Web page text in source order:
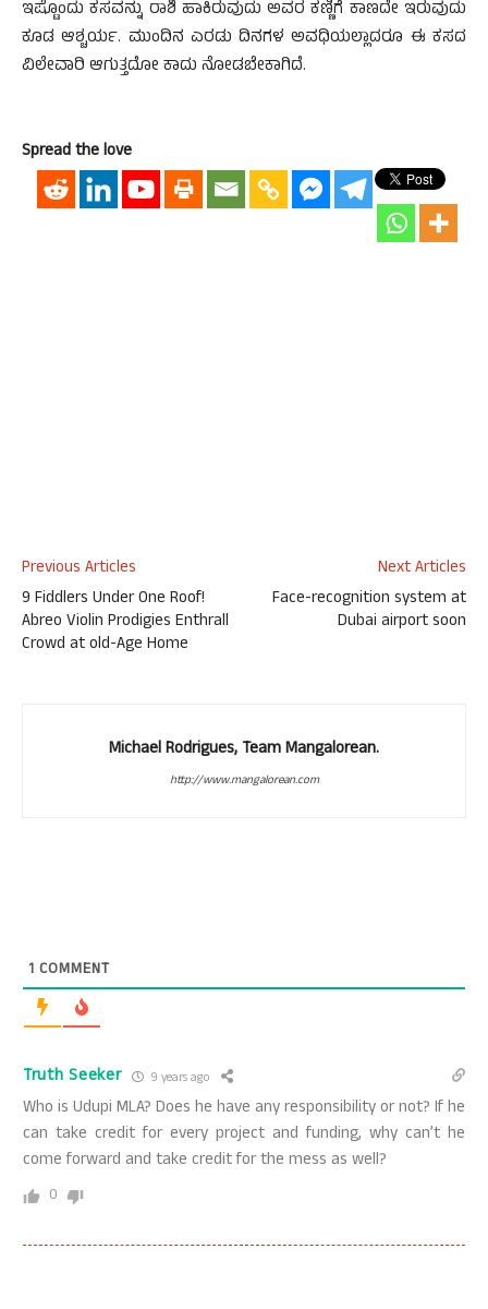
ಇಷ್ಟೊಂದು ಕಸವನ್ನು ರಾಶಿ ಹಾಕಿರುವುದು ಅವರ ಕಣ್ಣಿಗೆ ಕಾಣದೇ ಇರುವುದು
ಕೂಡ ಆಶ್ಚರ್ಯ. ಮುಂದಿನ ಎರಡು ದಿನಗಳ ಅವಧಿಯಲ್ಲಾದರೂ ಈ ಕಸದ
ವಿಲೇವಾರಿ ಆಗುತ್ತದೋ ಕಾದು ನೋಡಬೇಕಾಗಿದೆ.
Spread the love
Previous Articles
9 Fiddlers Under One Roof!
Abreo Violin Prodigies Enthrall
Crowd at old-Age Home
Next Articles
Face-recognition system at
Dubai airport soon
Michael Rodrigues, Team Mangalorean.
http://www.mangalorean.com
1 COMMENT
Truth Seeker 9 years ago
Who is Udupi MLA? Does he have any responsibility or not? If he
can take credit for every project and funding, why can’t he
come forward and take credit for the mess as well?
0